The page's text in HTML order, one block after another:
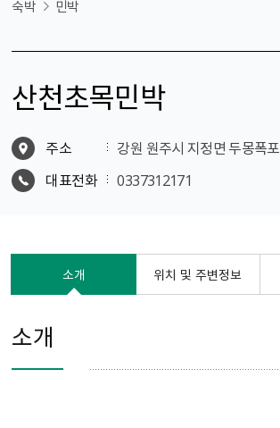
숙박 민박
산천초목민박
주소
강원 원주시 지정면 두몽폭
대표전화
0337312171
소개 위치 및 주변정보
소개